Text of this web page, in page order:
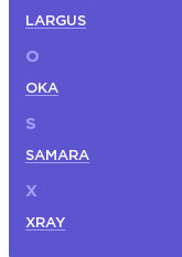
LARGUS
O
OKA
S
SAMARA
X
XRAY